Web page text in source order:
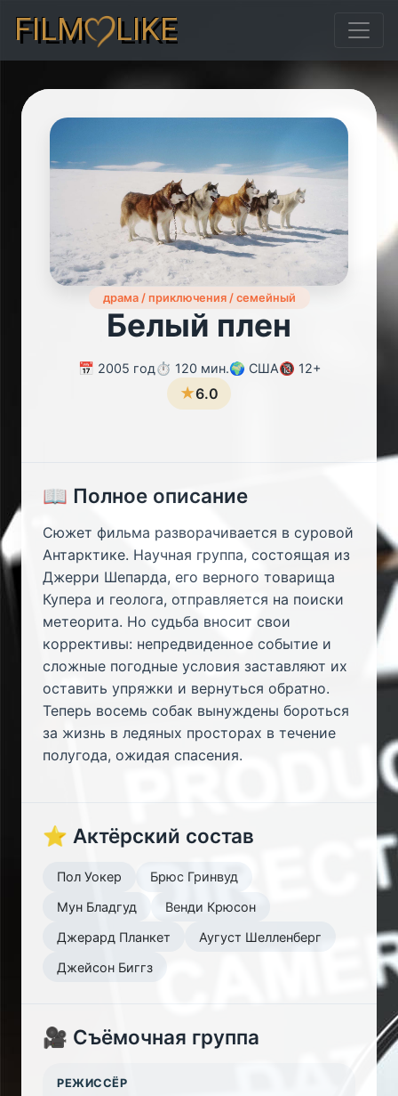
FILM LIKE
драма / приключения / семейный
Белый плен
📅 2005 год⏱️ 120 мин.🌍 США🔞 12+
★6.0
📖 Полное описание
Сюжет фильма разворачивается в суровой
Антарктике. Научная группа, состоящая из
Джерри Шепарда, его верного товарища
Купера и геолога, отправляется на поиски
метеорита. Но судьба вносит свои
коррективы: непредвиденное событие и
сложные погодные условия заставляют их
оставить упряжки и вернуться обратно.
Теперь восемь собак вынуждены бороться
за жизнь в ледяных просторах в течение
полугода, ожидая спасения.
⭐ Актёрский состав
Пол Уокер
Брюс Гринвуд
Мун Бладгуд
Венди Крюсон
Джерард Планкет
Аугуст Шелленберг
Джейсон Биггз
🎥 Съёмочная группа
РЕЖИССЁР